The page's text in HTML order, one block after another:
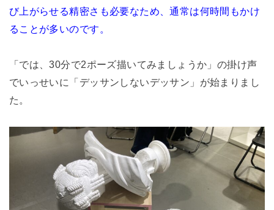
び上がらせる精密さも必要なため、通常は何時間もかけ
ることが多いのです。
「では、30分で2ポーズ描いてみましょうか」の掛け声
でいっせいに「デッサンしないデッサン」が始まりまし
た。